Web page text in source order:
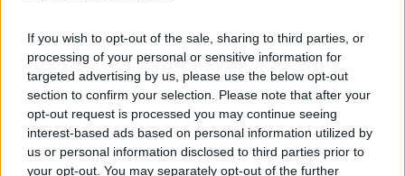
If you wish to opt-out of the sale, sharing to third parties, or
processing of your personal or sensitive information for
targeted advertising by us, please use the below opt-out
section to confirm your selection. Please note that after your
opt-out request is processed you may continue seeing
interest-based ads based on personal information utilized by
us or personal information disclosed to third parties prior to
your opt-out. You may separately opt-out of the further